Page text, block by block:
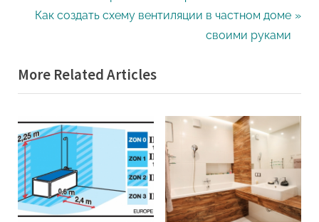
o
s
P
o
s
t
N
t
P
s
:
Как создать схему вентиляции в частном доме
своими руками
More Related Articles